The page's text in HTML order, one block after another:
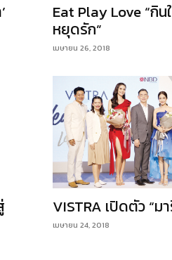
Eat Play Love “กิน
หยุดรัก”
เมษายน 26, 2018
VISTRA เปิดตัว “ม
เมษายน 24, 2018